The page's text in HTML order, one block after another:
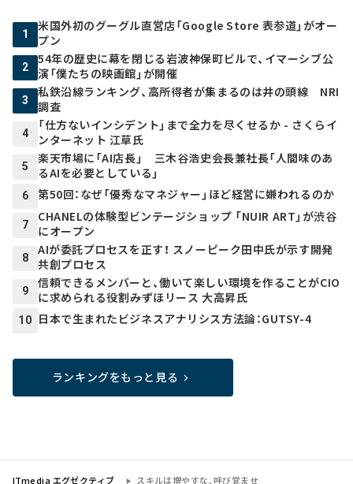
1
米国外初のグーグル直営店「Google Store 表参道」がオー
プン
2
54年の歴史に幕を閉じる岩波神保町ビルで、イマーシブ公
演「僕たちの映画館」が開催
3
私鉄沿線ランキング、高所得者が集まるのは井の頭線 NRI
調査
4
「仕方ないインシデント」まで全力を尽くせるか - さくらイ
ンターネット 江草氏
5
楽天市場に「AI店長」 三木谷浩史会長兼社長「人間味のあ
るAIを必要としている」
6 第50回：なぜ「優秀なマネジャー」ほど経営に嫌われるのか
7
CHANELの体験型ビンテージショップ 「NUIR ART」が渋谷
にオープン
8
AIが委託プロセスを正す！ スノーピーク田中氏が示す開発
共創プロセス
9
信頼できるメンバーと、働いて楽しい環境を作ることがCIO
に求められる役割――みずほリース 大高昇氏
10 日本で生まれたビジネスアナリシス方法論：GUTSY-4
ランキングをもっと見る
ITmedia エグゼクティブ スキルは増やすな、呼び覚ませ